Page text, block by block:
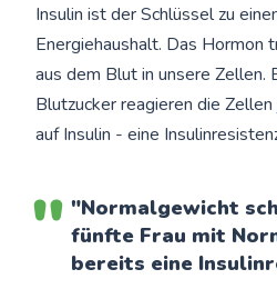
Insulin ist der Schlüssel zu
Energiehaushalt. Das Hormon
aus dem Blut in unsere Zellen.
Blutzucker reagieren die
auf Insulin - eine
"Normalgewicht
fünfte Frau mit
bereits eine